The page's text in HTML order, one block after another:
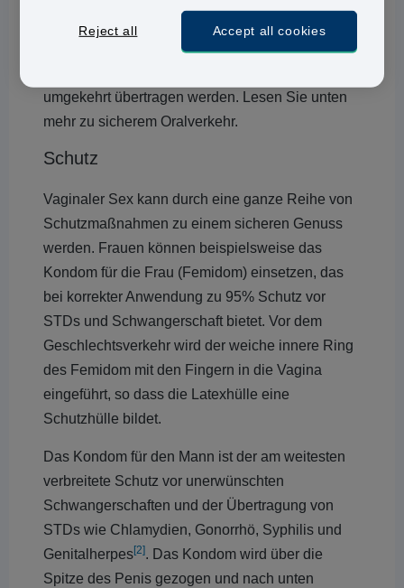
Allerdings gibt es auch Ausnahmen. Durch
Oralverkehr kann das Herpes Simplex-Virus
umgekehrt übertragen werden. Lesen Sie unten
mehr zu sicherem Oralverkehr.
Schutz
Vaginaler Sex kann durch eine ganze Reihe von
Schutzmaßnahmen zu einem sicheren Genuss
werden. Frauen können beispielsweise das
Kondom für die Frau (Femidom) einsetzen, das
bei korrekter Anwendung zu 95% Schutz vor
STDs und Schwangerschaft bietet. Vor dem
Geschlechtsverkehr wird der weiche innere Ring
des Femidom mit den Fingern in die Vagina
eingeführt, so dass die Latexhülle eine
Schutzhülle bildet.
Das Kondom für den Mann ist der am weitesten
verbreitete Schutz vor unerwünschten
Schwangerschaften und der Übertragung von
STDs wie Chlamydien, Gonorrhö, Syphilis und
Genitalherpes[2]. Das Kondom wird über die
Spitze des Penis gezogen und nach unten
Reject all Accept all cookies